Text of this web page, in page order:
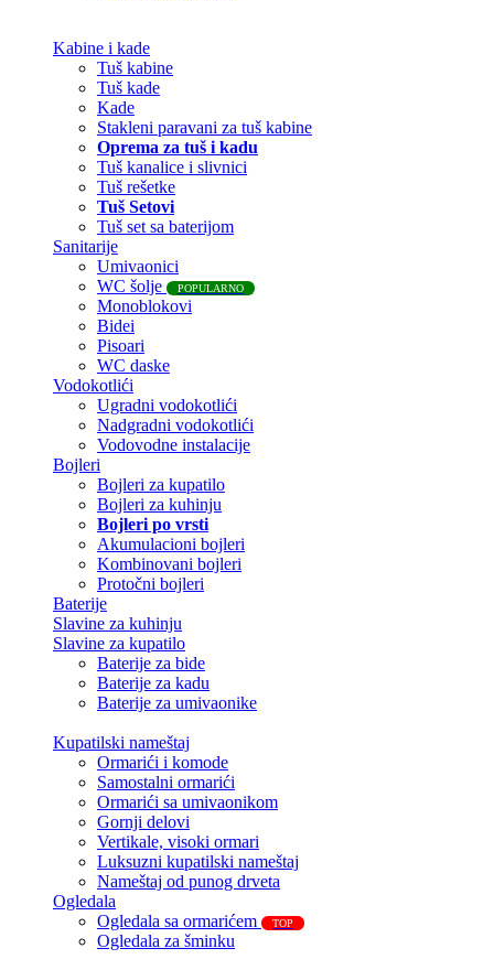
Kabine i kade
Tuš kabine
Tuš kade
Kade
Stakleni paravani za tuš kabine
Oprema za tuš i kadu
Tuš kanalice i slivnici
Tuš rešetke
Tuš Setovi
Tuš set sa baterijom
Sanitarije
Umivaonici
WC šolje
POPULARNO
Monoblokovi
Bidei
Pisoari
WC daske
Vodokotlići
Ugradni vodokotlići
Nadgradni vodokotlići
Vodovodne instalacije
Bojleri
Bojleri za kupatilo
Bojleri za kuhinju
Bojleri po vrsti
Akumulacioni bojleri
Kombinovani bojleri
Protočni bojleri
Baterije
Slavine za kuhinju
Slavine za kupatilo
Baterije za bide
Baterije za kadu
Baterije za umivaonike
Kupatilski nameštaj
Ormarići i komode
Samostalni ormarići
Ormarići sa umivaonikom
Gornji delovi
Vertikale, visoki ormari
Luksuzni kupatilski nameštaj
Nameštaj od punog drveta
Ogledala
Ogledala sa ormarićem
TOP
Ogledala za šminku